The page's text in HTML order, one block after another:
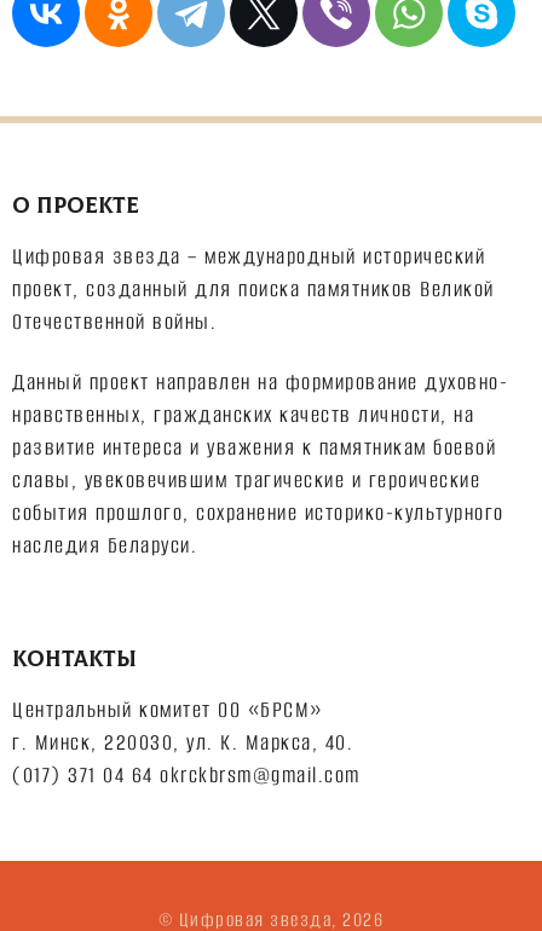
О ПРОЕКТЕ
Цифровая звезда – международный исторический
проект, созданный для поиска памятников Великой
Отечественной войны.
Данный проект направлен на формирование духовно-
нравственных, гражданских качеств личности, на
развитие интереса и уважения к памятникам боевой
славы, увековечившим трагические и героические
события прошлого, сохранение историко-культурного
наследия Беларуси.
КОНТАКТЫ
Центральный комитет ОО «БРСМ»
г. Минск, 220030, ул. К. Маркса, 40.
(017) 371 04 64 okrckbrsm@gmail.com
© Цифровая звезда, 2026